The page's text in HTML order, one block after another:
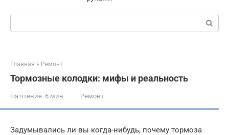
Поиск:
Главная » Ремонт
Тормозные колодки: мифы и реальность
На чтение: 6 мин Ремонт
Задумывались ли вы когда-нибудь, почему тормоза